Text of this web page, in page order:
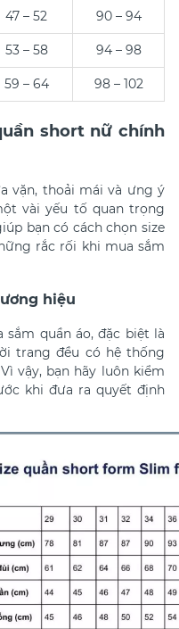
47 – 52 90 – 94
53 – 58 94 – 98
59 – 64 98 – 102
short nữ chính
vặn, thoải mái và ưng ý
vài yếu tố quan trọng
bạn có cách chọn size
rắc rối khi mua sắm
hiệu
quần áo, đặc biệt là
trang đều có hệ thống
vậy, bạn hãy luôn kiểm
khi đưa ra quyết định